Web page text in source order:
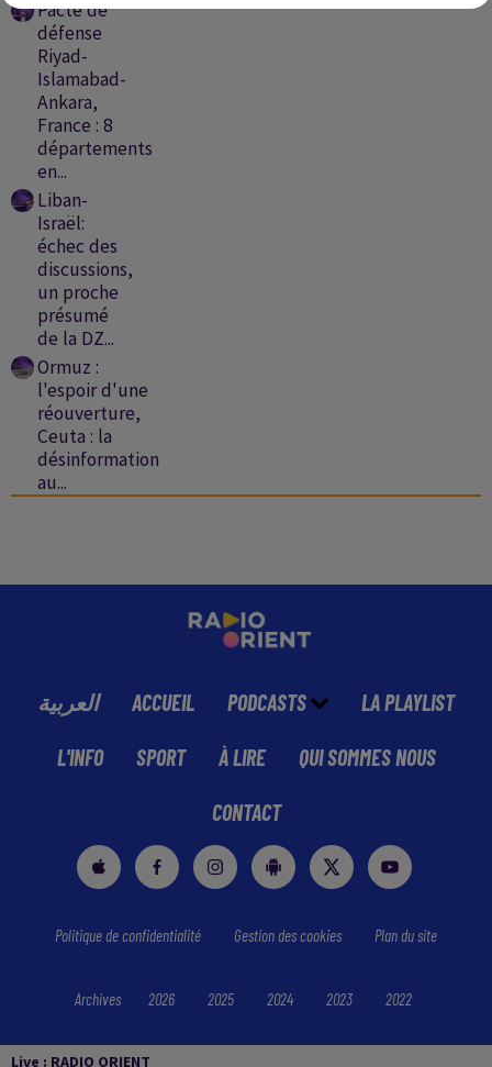
Live : RADIO ORIENT
Pacte de
défense
Riyad-
Islamabad-
Ankara,
France : 8
départements
en...
Liban-
Israël:
échec des
discussions,
un proche
présumé
de la DZ...
Ormuz :
l'espoir d'une
réouverture,
Ceuta : la
désinformation
au...
العربية ACCUEIL PODCASTS LA PLAYLIST
L'INFO SPORT À LIRE QUI SOMMES NOUS
CONTACT
Politique de confidentialité Gestion des cookies Plan du site
Archives 2026 2025 2024 2023 2022